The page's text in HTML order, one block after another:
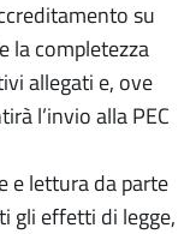
su
la completezza
allegati e, ove
l’invio alla PEC
e lettura da parte
gli effetti di legge,